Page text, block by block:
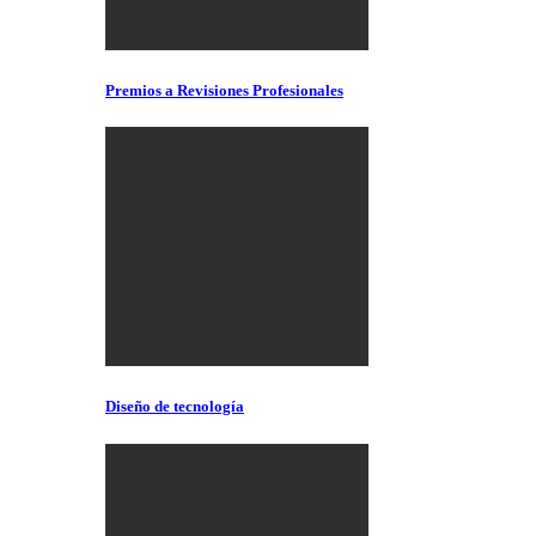
Premios a Revisiones Profesionales
Diseño de tecnología